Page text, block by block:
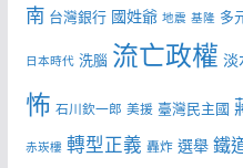
南 台灣銀行 國姓爺 地震 基隆 多
日本時代 洗腦 流亡政權 淡
怖 石川欽一郎 美援 臺灣民主國
赤崁樓 轉型正義 轟炸 選舉 鐵